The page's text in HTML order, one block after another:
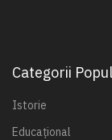
Categorii
Istorie
Educațional